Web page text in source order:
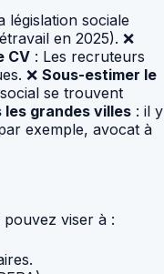
législation sociale
en 2025). ❌
CV : Les recruteurs
❌ Sous-estimer le
se trouvent
les grandes villes : il y
exemple, avocat à
pouvez viser à :